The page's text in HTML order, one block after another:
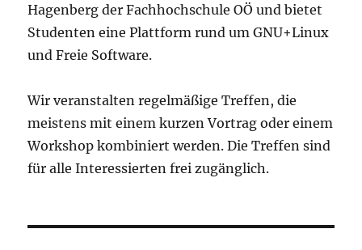
Hagenberg der Fachhochschule OÖ und bietet
Studenten eine Plattform rund um GNU+Linux
und Freie Software.
Wir veranstalten regelmäßige Treffen, die
meistens mit einem kurzen Vortrag oder einem
Workshop kombiniert werden. Die Treffen sind
für alle Interessierten frei zugänglich.